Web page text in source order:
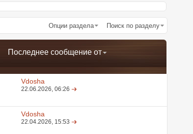
Опции раздела Поиск по разделу
Последнее сообщение от
Vdosha
22.06.2026,06:26
Vdosha
22.04.2026, 15:53